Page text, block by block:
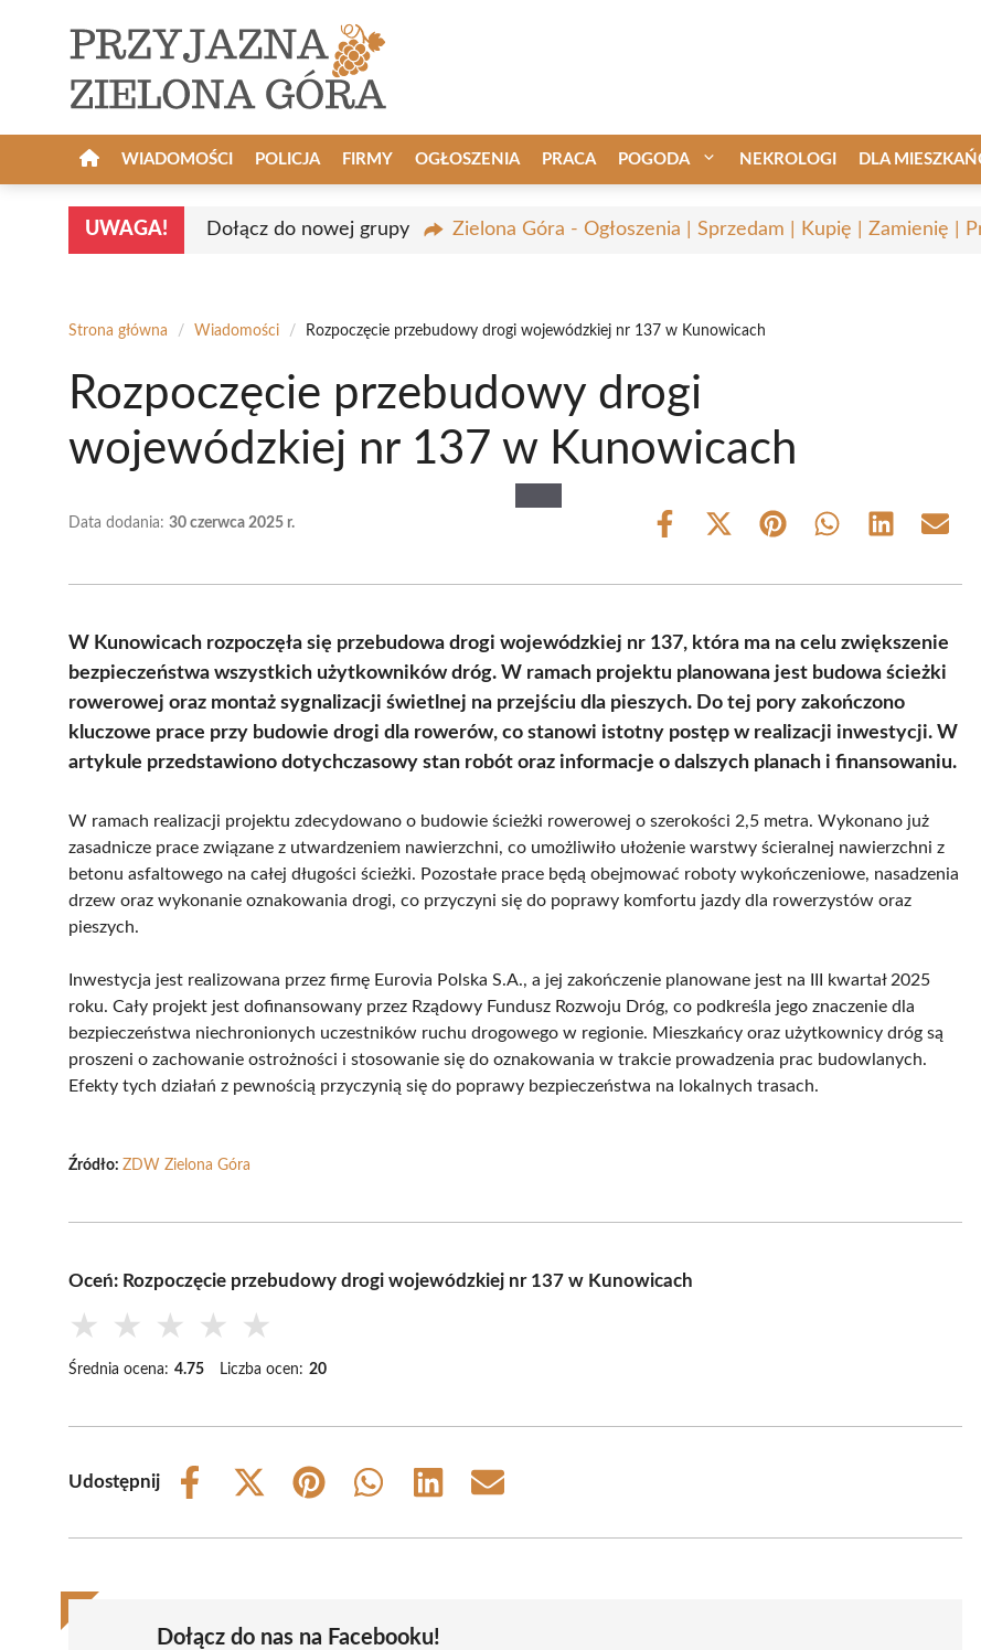
WIADOMOŚCI POLICJA FIRMY OGŁOSZENIA PRACA POGODA NEKROLOGI DLA
UWAGA! Dołącz do nowej grupy Zielona Góra - Ogłoszenia | Sprzedam | Kupię | Zamienię |
Strona główna / Wiadomości / Rozpoczęcie przebudowy drogi wojewódzkiej nr 137 w Kunowicach
Rozpoczęcie przebudowy drogi
wojewódzkiej nr 137 w Kunowicach
Data dodania: 30 czerwca 2025 r.
Share
Share
(Twitter)
Share Share Share Share
W Kunowicach rozpoczęła się przebudowa drogi wojewódzkiej nr 137, która ma na celu zwiększenie
bezpieczeństwa wszystkich użytkowników dróg. W ramach projektu planowana jest budowa ścieżki
rowerowej oraz montaż sygnalizacji świetlnej na przejściu dla pieszych. Do tej pory zakończono
kluczowe prace przy budowie drogi dla rowerów, co stanowi istotny postęp w realizacji inwestycji. W
artykule przedstawiono dotychczasowy stan robót oraz informacje o dalszych planach i finansowaniu.
W ramach realizacji projektu zdecydowano o budowie ścieżki rowerowej o szerokości 2,5 metra. Wykonano już
zasadnicze prace związane z utwardzeniem nawierzchni, co umożliwiło ułożenie warstwy ścieralnej nawierzchni z
betonu asfaltowego na całej długości ścieżki. Pozostałe prace będą obejmować roboty wykończeniowe, nasadzenia
drzew oraz wykonanie oznakowania drogi, co przyczyni się do poprawy komfortu jazdy dla rowerzystów oraz
pieszych.
Inwestycja jest realizowana przez firmę Eurovia Polska S.A., a jej zakończenie planowane jest na III kwartał 2025
roku. Cały projekt jest dofinansowany przez Rządowy Fundusz Rozwoju Dróg, co podkreśla jego znaczenie dla
bezpieczeństwa niechronionych uczestników ruchu drogowego w regionie. Mieszkańcy oraz użytkownicy dróg są
proszeni o zachowanie ostrożności i stosowanie się do oznakowania w trakcie prowadzenia prac budowlanych.
Efekty tych działań z pewnością przyczynią się do poprawy bezpieczeństwa na lokalnych trasach.
Źródło: ZDW Zielona Góra
Oceń: Rozpoczęcie przebudowy drogi wojewódzkiej nr 137 w Kunowicach
★ ★ ★ ★ ★
Średnia ocena: 4.75 Liczba ocen: 20
Udostępnij
Share
Share
(Twitter)
Share
Share
Share
Share
Dołącz do nas na Facebooku!